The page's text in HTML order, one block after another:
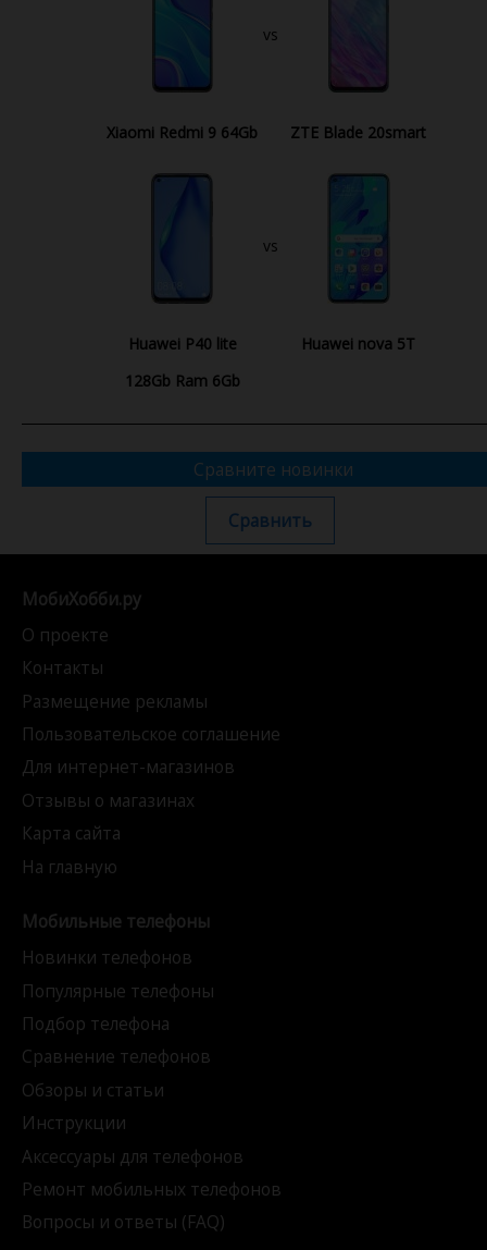
Xiaomi Redmi 9 64Gb
vs
ZTE Blade 20smart
Huawei P40 lite
128Gb Ram 6Gb
vs
Huawei nova 5T
Сравните новинки
Сравнить
МобиХобби.ру
О проекте
Контакты
Размещение рекламы
Пользовательское соглашение
Для интернет-магазинов
Отзывы о магазинах
Карта сайта
На главную
Мобильные телефоны
Новинки телефонов
Популярные телефоны
Подбор телефона
Сравнение телефонов
Обзоры и статьи
Инструкции
Аксессуары для телефонов
Ремонт мобильных телефонов
Вопросы и ответы (FAQ)